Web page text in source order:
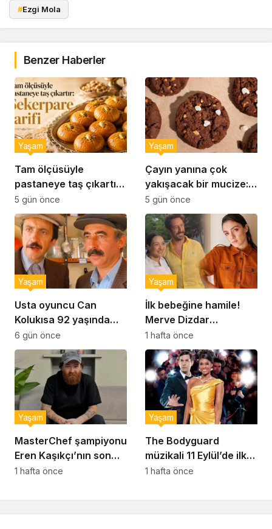
#Ezgi Mola
Benzer Haberler
Tam ölçüsüyle
pastaneye taş çıkartır:
Şekerpare tarifi
Yaşam
5 gün önce
Çayın yanına çok
yakışacak bir mucize:
Brownie tadında ıslak
kurabiye tarifi…
Yaşam
5 gün önce
Usta oyuncu Can
Kolukısa 92 yaşında
hayatını kaybetti
Yaşam
6 gün önce
İlk bebeğine hamile!
Merve Dizdar
sessizliğini bozdu: ‘İsim
bulmak çok zor’
Yaşam
1 hafta önce
MasterChef şampiyonu
Eren Kaşıkçı’nın son
anlarındaki kahreden
Yaşam
1 hafta önce
The Bodyguard
müzikali 11 Eylül’de ilk
kez Türkiye’de
Yaşam
1 hafta önce